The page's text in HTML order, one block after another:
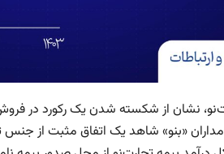
۱۴۰۳ بیمه تجارت‌نو، نشان از شکسته شدن
که در پایان سال ۱۴۰۳ سهامداران «بنو» شاهد یک